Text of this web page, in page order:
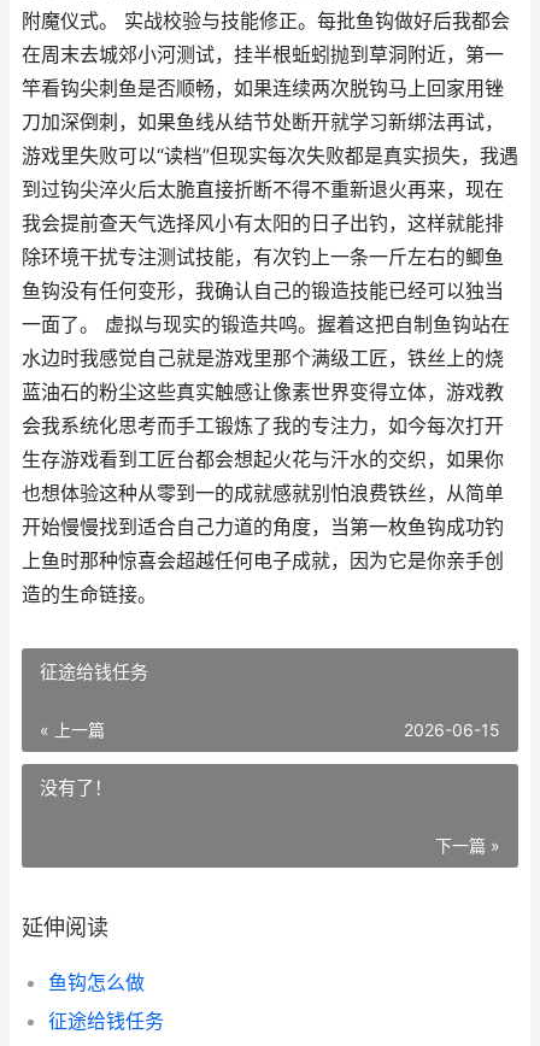
附魔仪式。 实战校验与技能修正。每批鱼钩做好后我都会
在周末去城郊小河测试，挂半根蚯蚓抛到草洞附近，第一
竿看钩尖刺鱼是否顺畅，如果连续两次脱钩马上回家用锉
刀加深倒刺，如果鱼线从结节处断开就学习新绑法再试，
游戏里失败可以“读档”但现实每次失败都是真实损失，我遇
到过钩尖淬火后太脆直接折断不得不重新退火再来，现在
我会提前查天气选择风小有太阳的日子出钓，这样就能排
除环境干扰专注测试技能，有次钓上一条一斤左右的鲫鱼
鱼钩没有任何变形，我确认自己的锻造技能已经可以独当
一面了。 虚拟与现实的锻造共鸣。握着这把自制鱼钩站在
水边时我感觉自己就是游戏里那个满级工匠，铁丝上的烧
蓝油石的粉尘这些真实触感让像素世界变得立体，游戏教
会我系统化思考而手工锻炼了我的专注力，如今每次打开
生存游戏看到工匠台都会想起火花与汗水的交织，如果你
也想体验这种从零到一的成就感就别怕浪费铁丝，从简单
开始慢慢找到适合自己力道的角度，当第一枚鱼钩成功钓
上鱼时那种惊喜会超越任何电子成就，因为它是你亲手创
造的生命链接。
征途给钱任务
« 上一篇 2026-06-15
没有了！
下一篇 »
延伸阅读
鱼钩怎么做
征途给钱任务